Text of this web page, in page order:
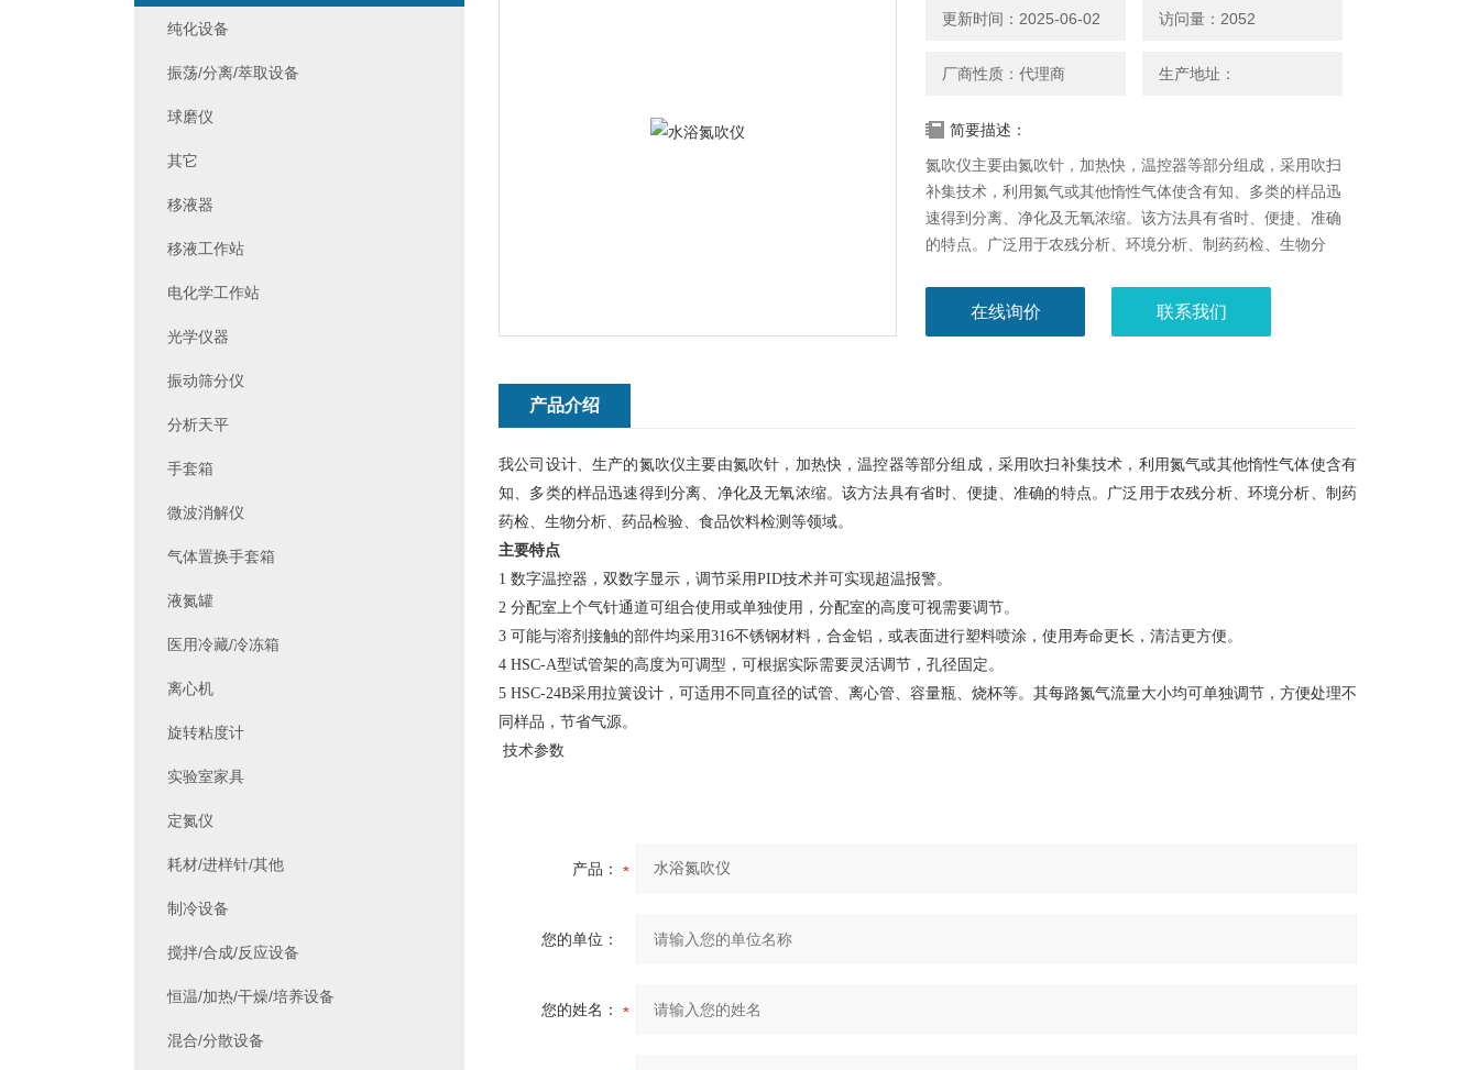
更新时间：2025-06-02 访问量：2052
厂商性质：代理商 生产地址：
简要描述：
氮吹仪主要由氮吹针，加热快，温控器等部分组成，采用吹扫
补集技术，利用氮气或其他惰性气体使含有知、多类的样品迅
速得到分离、净化及无氧浓缩。该方法具有省时、便捷、准确
的特点。广泛用于农残分析、环境分析、制药药检、生物分
在线询价 联系我们
产品介绍
我公司设计、生产的氮吹仪主要由氮吹针，加热快，温控器等部分组成，采用吹扫补集技术，利用氮气或其他惰性气体使含有
知、多类的样品迅速得到分离、净化及无氧浓缩。该方法具有省时、便捷、准确的特点。广泛用于农残分析、环境分析、制药
药检、生物分析、药品检验、食品饮料检测等领域。
主要特点
1 数字温控器，双数字显示，调节采用PID技术并可实现超温报警。
2 分配室上个气针通道可组合使用或单独使用，分配室的高度可视需要调节。
3 可能与溶剂接触的部件均采用316不锈钢材料，合金铝，或表面进行塑料喷涂，使用寿命更长，清洁更方便。
4 HSC-A型试管架的高度为可调型，可根据实际需要灵活调节，孔径固定。
5 HSC-24B采用拉簧设计，可适用不同直径的试管、离心管、容量瓶、烧杯等。其每路氮气流量大小均可单独调节，方便处理不
同样品，节省气源。
技术参数
产品：
您的单位：
您的姓名：
纯化设备
振荡/分离/萃取设备
球磨仪
其它
移液器
移液工作站
电化学工作站
光学仪器
振动筛分仪
分析天平
手套箱
微波消解仪
气体置换手套箱
液氮罐
医用冷藏/冷冻箱
离心机
旋转粘度计
实验室家具
定氮仪
耗材/进样针/其他
制冷设备
搅拌/合成/反应设备
恒温/加热/干燥/培养设备
混合/分散设备